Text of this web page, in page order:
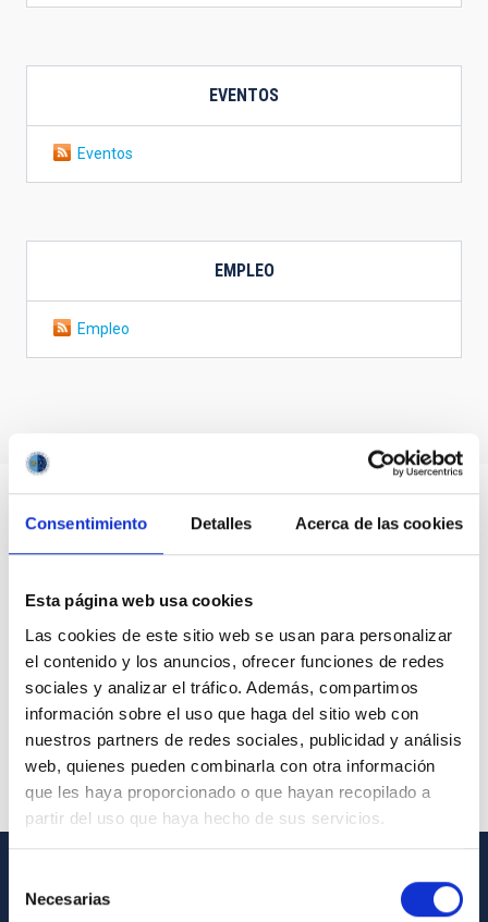
Consentimiento Detalles Acerca de las cookies
Esta página web usa cookies
Las cookies de este sitio web se usan para personalizar
el contenido y los anuncios, ofrecer funciones de redes
sociales y analizar el tráfico. Además, compartimos
información sobre el uso que haga del sitio web con
nuestros partners de redes sociales, publicidad y análisis
web, quienes pueden combinarla con otra información
que les haya proporcionado o que hayan recopilado a
partir del uso que haya hecho de sus servicios.
Necesarias
EVENTOS
Eventos
EMPLEO
Empleo
INFORMACIÓN GENERAL